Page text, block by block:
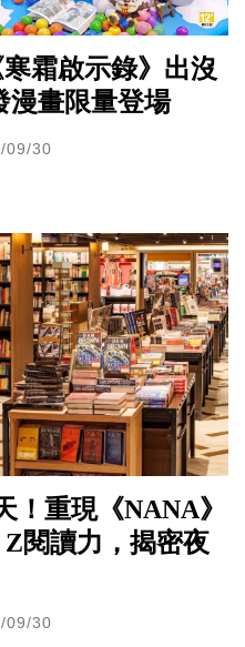
霜啟示錄》出沒
漫畫限量登場
09/30
！重現《NANA》
閱讀力，揭密夜
09/30